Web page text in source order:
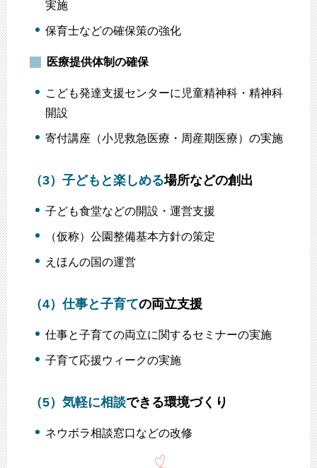
実施
保育士などの確保策の強化
医療提供体制の確保
こども発達支援センターに児童精神科・精神科
開設
寄付講座（小児救急医療・周産期医療）の実施
（3） 子どもと楽しめる場所などの創出
子ども食堂などの開設・運営支援
（仮称）公園整備基本方針の策定
えほんの国の運営
（4）仕事と子育ての両立支援
仕事と子育ての両立に関するセミナーの実施
子育て応援ウィークの実施
（5） 気軽に相談できる環境づくり
ネウボラ相談窓口などの改修